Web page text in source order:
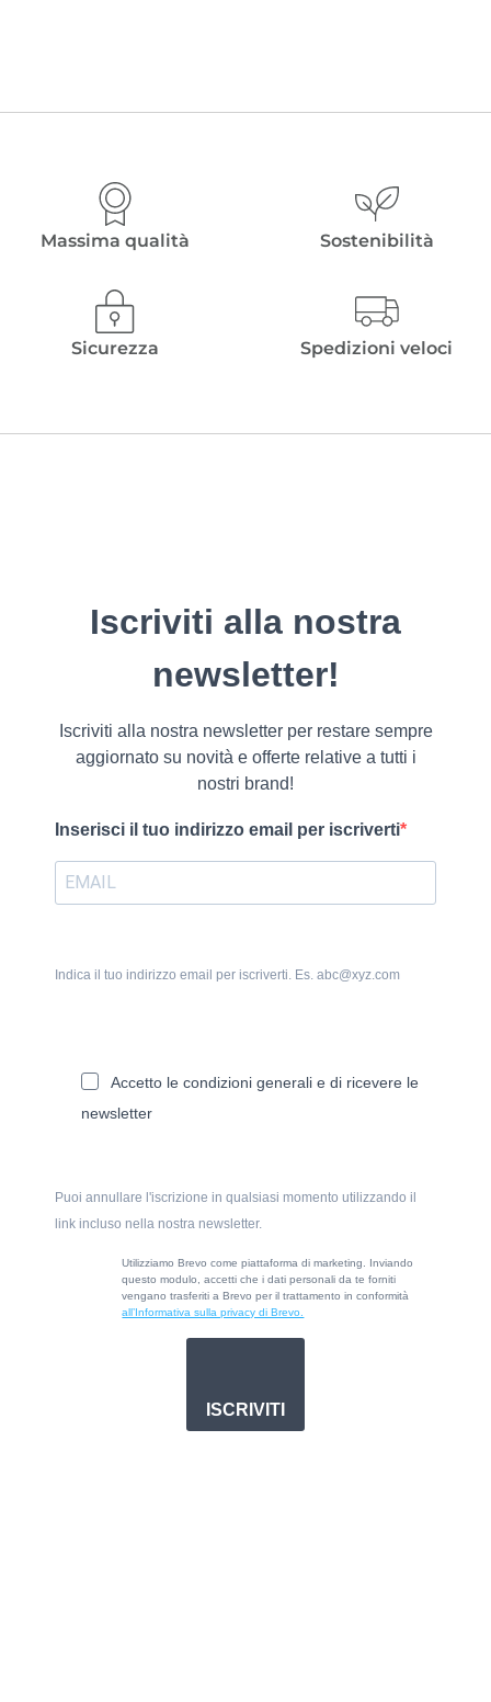
Massima qualità Sostenibilità
Sicurezza Spedizioni veloci
Iscriviti alla nostra
newsletter!
Iscriviti alla nostra newsletter per restare sempre
aggiornato su novità e offerte relative a tutti i
nostri brand!
Inserisci il tuo indirizzo email per iscriverti
Indica il tuo indirizzo email per iscriverti. Es. abc@xyz.com
Accetto le condizioni generali e di ricevere le
newsletter
Puoi annullare l'iscrizione in qualsiasi momento utilizzando il
link incluso nella nostra newsletter.
Utilizziamo Brevo come piattaforma di marketing. Inviando
questo modulo, accetti che i dati personali da te forniti
vengano trasferiti a Brevo per il trattamento in conformità
all’Informativa sulla privacy di Brevo.
ISCRIVITI